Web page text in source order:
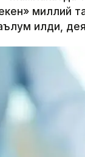
миллий
қилди,